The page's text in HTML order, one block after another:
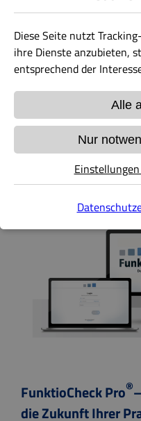
Diagnostik. Sie
Schritt für Schritt und mit
durch die Untersuchung
Aufklärung.
Die digital fixierte
FunktioCheck Pro® ist
Entscheidungsgrundlage
FunktioCheck Pro®–
die Zukunft Ihrer
Diese Seite nutzt
ihre Dienste anzubieten,
entsprechend der
Alle
Nur